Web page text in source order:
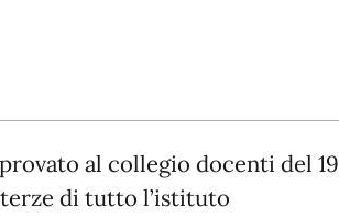
al collegio docenti del 19
di tutto l’istituto